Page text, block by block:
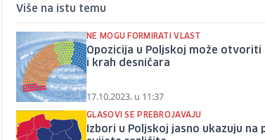
Više na istu temu
NE MOGU FORMIRATI VLAST
Opozicija u Poljskoj može otvoriti
i krah desničara
17.10.2023. u 11:37
GLASOVI SE PREBROJAVAJU
Izbori u Poljskoj jasno ukazuju